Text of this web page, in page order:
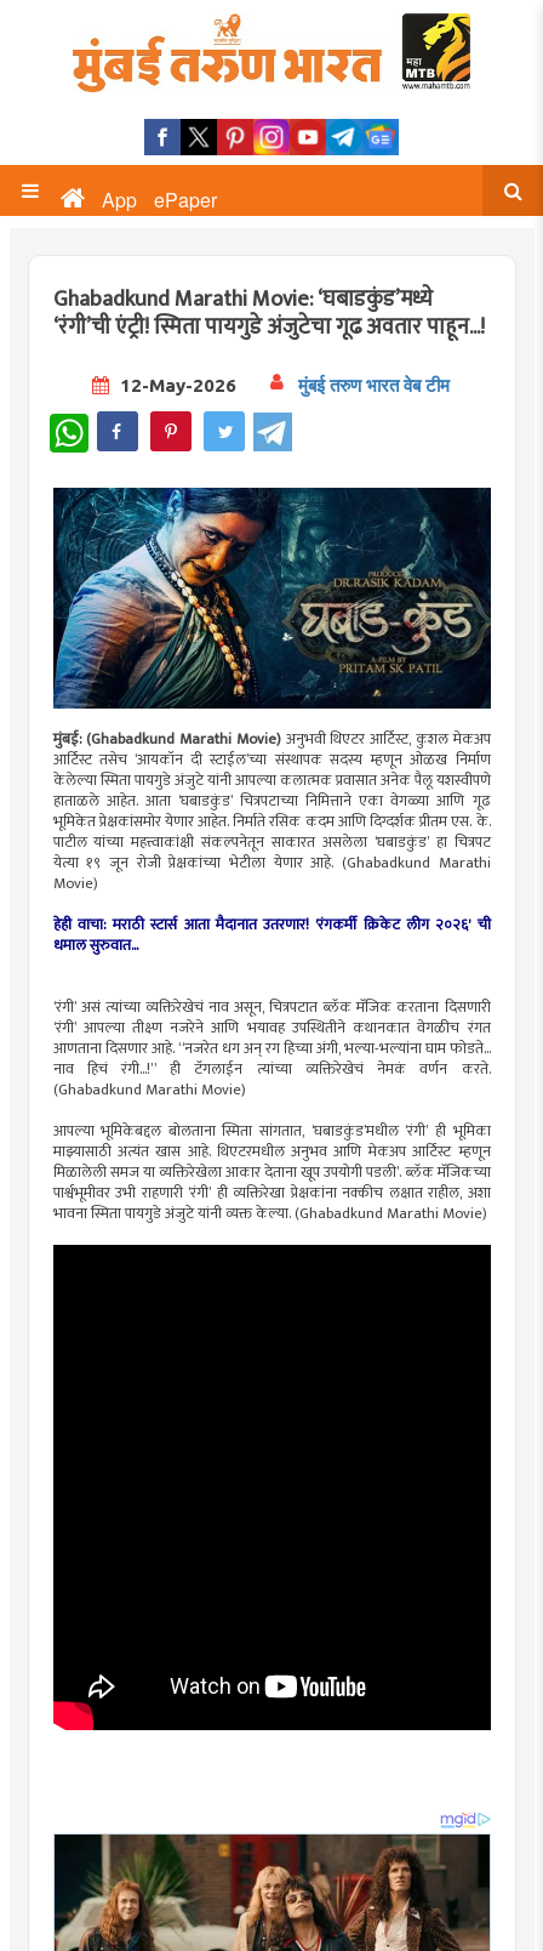
App ePaper
Ghabadkund Marathi Movie: ‘घबाडकुंड’मध्ये
‘रंगी’ची एंट्री! स्मिता पायगुडे अंजुटेचा गूढ अवतार पाहून...!
12-May-2026 मुंबई तरुण भारत वेब टीम
WhatsApp
मुंबई: (Ghabadkund Marathi Movie)अनुभवी थिएटर आर्टिस्ट, कुशल मेकअप
आर्टिस्ट तसेच ‘आयकॉन दी स्टाईल’च्या संस्थापक सदस्य म्हणून ओळख निर्माण
केलेल्या स्मिता पायगुडे अंजुटे यांनी आपल्या कलात्मक प्रवासात अनेक पैलू यशस्वीपणे
हाताळले आहेत. आता ‘घबाडकुंड’ चित्रपटाच्या निमित्ताने एका वेगळ्या आणि गूढ
भूमिकेत प्रेक्षकांसमोर येणार आहेत. निर्माते रसिक कदम आणि दिग्दर्शक प्रीतम एस. के.
पाटील यांच्या महत्त्वाकांक्षी संकल्पनेतून साकारत असलेला ‘घबाडकुंड’ हा चित्रपट
येत्या १९ जून रोजी प्रेक्षकांच्या भेटीला येणार आहे. (Ghabadkund Marathi
Movie)
हेही वाचा: मराठी स्टार्स आता मैदानात उतरणार! 'रंगकर्मी क्रिकेट लीग २०२६' ची
धमाल सुरुवात...
‘रंगी’ असं त्यांच्या व्यक्तिरेखेचं नाव असून, चित्रपटात ब्लॅक मॅजिक करताना दिसणारी
‘रंगी’ आपल्या तीक्ष्ण नजरेने आणि भयावह उपस्थितीने कथानकात वेगळीच रंगत
आणताना दिसणार आहे. “नजरेत धग अन् रग हिच्या अंगी, भल्या-भल्यांना घाम फोडते...
नाव हिचं रंगी...!” ही टॅगलाईन त्यांच्या व्यक्तिरेखेचं नेमकं वर्णन करते.
(Ghabadkund Marathi Movie)
आपल्या भूमिकेबद्दल बोलताना स्मिता सांगतात, ‘घबाडकुंड’मधील ‘रंगी’ ही भूमिका
माझ्यासाठी अत्यंत खास आहे. थिएटरमधील अनुभव आणि मेकअप आर्टिस्ट म्हणून
मिळालेली समज या व्यक्तिरेखेला आकार देताना खूप उपयोगी पडली’. ब्लॅक मॅजिकच्या
पार्श्वभूमीवर उभी राहणारी ‘रंगी’ ही व्यक्तिरेखा प्रेक्षकांना नक्कीच लक्षात राहील, अशा
भावना स्मिता पायगुडे अंजुटे यांनी व्यक्त केल्या. (Ghabadkund Marathi Movie)